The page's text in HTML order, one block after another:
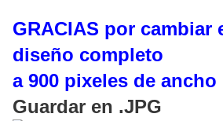
GRACIAS por cambiar
diseño completo
a 900 pixeles de ancho
Guardar en .JPG